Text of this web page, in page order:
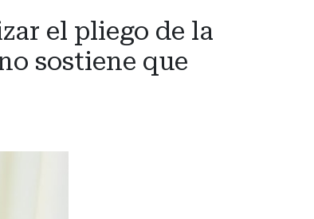
el pliego de la
sostiene que